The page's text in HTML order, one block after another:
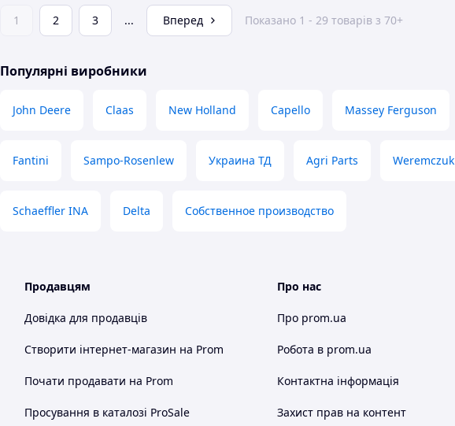
1 2 3 ... Вперед Показано 1 - 29 товарів з 70+
Популярні виробники
John Deere Claas New Holland Capello Massey Ferguson
Fantini Sampo-Rosenlew Украина ТД Agri Parts Weremczuk
Schaeffler INA Delta Собственное производство
Продавцям
Довідка для продавців
Створити інтернет-магазин на Prom
Почати продавати на Prom
Просування в каталозі ProSale
Про нас
Про prom.ua
Робота в prom.ua
Контактна інформація
Захист прав на контент